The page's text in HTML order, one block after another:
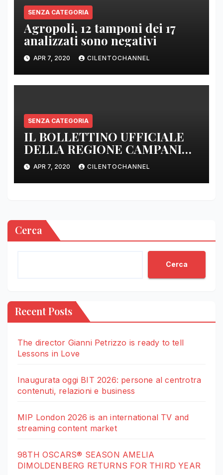
SENZA CATEGORIA
Agropoli, 12 tamponi dei 17
analizzati sono negativi
APR 7, 2020 CILENTOCHANNEL
SENZA CATEGORIA
IL BOLLETTINO UFFICIALE
DELLA REGIONE CAMPANIA
DELLE ORE 22.00
APR 7, 2020 CILENTOCHANNEL
Cerca
Cerca
Recent Posts
The director Gianni Petrizzo is ready to tell
Lessons in Love
Inaugurata oggi BIT 2026: persone al centrotra
contenuti, relazioni e business
MIP London 2026 is an international TV and
streaming content market
98TH OSCARS® SEASON AMELIA
DIMOLDENBERG RETURNS FOR THIRD YEAR